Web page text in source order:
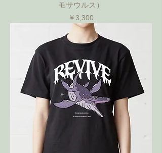
モサウルス）
価格
￥3,300